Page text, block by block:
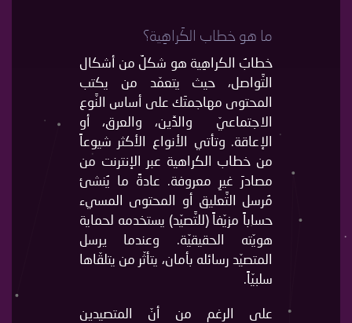
ما هو خطاب الكَراهِية؟
خطابُ الكراهِية هو شكلٌ من أشكال
التَّواصل، حيث يتعمّد من يكتب
المحتوى مهاجمتَك على أساس النَّوع
الاجتماعيّ والدِّين، والعرق، أو
الإعاقة. وتأتي الأنواع الأكثر شيوعاً
من خطاب الكراهية عبر الإنترنت من
مصادرَ غيرِ معروفة. عادةً ما يُنشئ
مُرسل التَّعليق أو المحتوى المسيء
حساباً مزيّفاً (للتَّصيّد) يستخدمه لحماية
هويّته الحقيقيّة. وعندما يرسل
المتصيّد رسائله بأمان، يتأثّر من يتلقّاها
سلبيّاً.
على الرغم من أنّ المتصيدين